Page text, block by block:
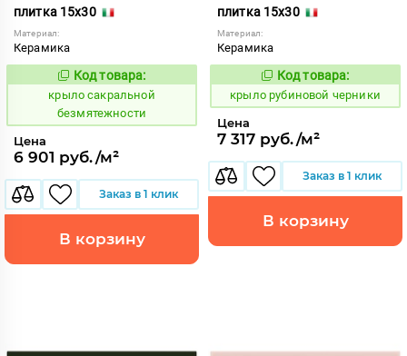
плитка 15x30
Материал:
Керамика
838129
Код товара:
крыло сакральной
безмятежности
Цена
6 901 руб./м²
Заказ в 1 клик
В корзину
плитка 15x30
Материал:
Керамика
838119
Код товара:
крыло рубиновой черники
Цена
7 317 руб./м²
Заказ в 1 клик
В корзину